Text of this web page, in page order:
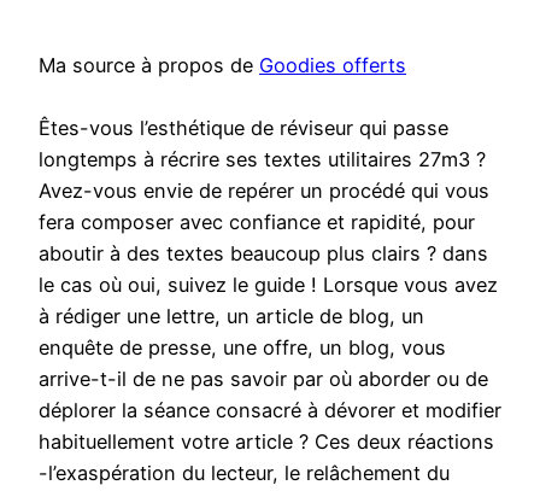
Ma source à propos de Goodies offerts
Êtes-vous l’esthétique de réviseur qui passe
longtemps à récrire ses textes utilitaires 27m3 ?
Avez-vous envie de repérer un procédé qui vous
fera composer avec confiance et rapidité, pour
aboutir à des textes beaucoup plus clairs ? dans
le cas où oui, suivez le guide ! Lorsque vous avez
à rédiger une lettre, un article de blog, un
enquête de presse, une offre, un blog, vous
arrive-t-il de ne pas savoir par où aborder ou de
déplorer la séance consacré à dévorer et modifier
habituellement votre article ? Ces deux réactions
-l’exaspération du lecteur, le relâchement du